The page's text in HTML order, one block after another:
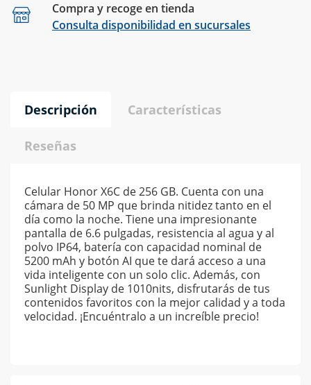
Compra y recoge en tienda
Consulta disponibilidad en sucursales
Descripción Características
Reseñas
Celular Honor X6C de 256 GB. Cuenta con una
cámara de 50 MP que brinda nitidez tanto en el
día como la noche. Tiene una impresionante
pantalla de 6.6 pulgadas, resistencia al agua y al
polvo IP64, batería con capacidad nominal de
5200 mAh y botón AI que te dará acceso a una
vida inteligente con un solo clic. Además, con
Sunlight Display de 1010nits, disfrutarás de tus
contenidos favoritos con la mejor calidad y a toda
velocidad. ¡Encuéntralo a un increíble precio!